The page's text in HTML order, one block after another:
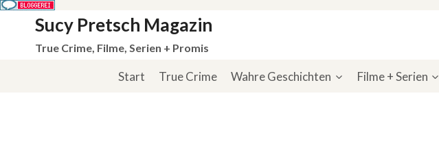
springen
Sucy Pretsch Magazin
True Crime, Filme, Serien + Promis
Start True Crime Wahre Geschichten Filme + Serien